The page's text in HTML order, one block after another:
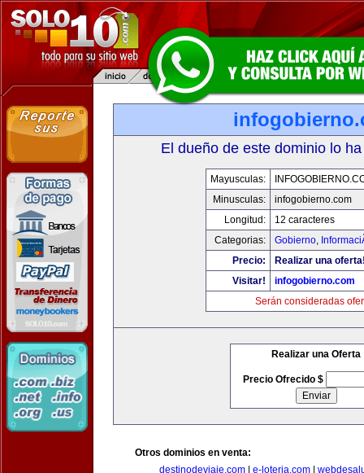
El dueño de este dominio lo
Mayusculas:
Minusculas:
infogobierno.com
Longitud:
12 caracteres
Categorias:
Gobierno,
Precio:
Realizar una
Visitar!
infogobierno.com
Serán consideradas
Realizar una Oferta
Precio Ofrecido $
Otros dominios en venta:
destinodeviaje.com
e-loteria.com